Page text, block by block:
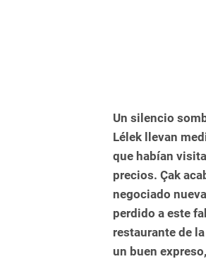
Un silencio
Lélek llevan
que habían
precios. Çak
negociado
perdido a este
restaurante de
un buen